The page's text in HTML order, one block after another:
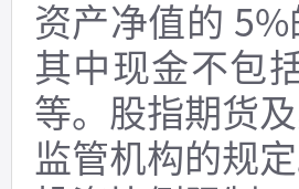
资产净值的
其中现金不包
等。股指期货
监管机构的规